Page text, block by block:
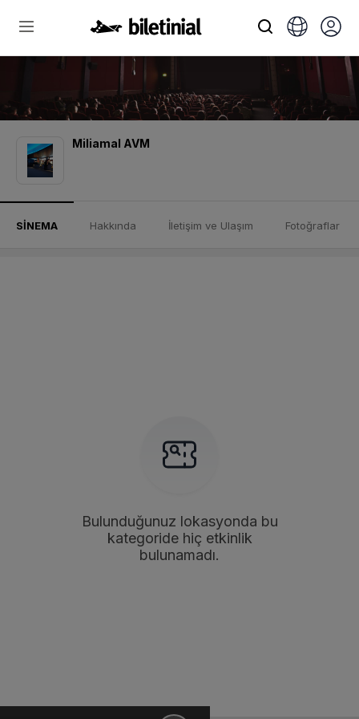
Miliamal AVM
SİNEMA Hakkında İletişim ve Ulaşım Fotoğraflar
Bulunduğunuz lokasyonda bu
kategoride hiç etkinlik
bulunamadı.